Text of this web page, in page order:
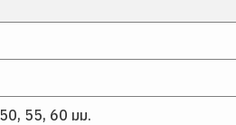
55, 60 มม.